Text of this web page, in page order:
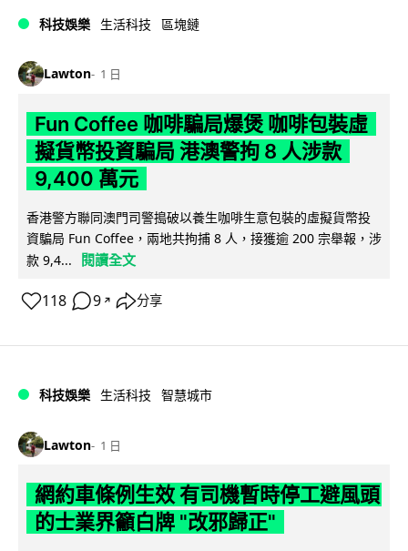
科技娛樂 生活科技 區塊鏈
Lawton 1 日
Fun Coffee 咖啡騙局爆煲 咖啡包裝虛
擬貨幣投資騙局 港澳警拘 8 人涉款
9,400 萬元
香港警方聯同澳門司警搗破以養生咖啡生意包裝的虛擬貨幣投
資騙局 Fun Coffee，兩地共拘捕 8 人，接獲逾 200 宗舉報，涉
款 9,4...
閱讀全文
118 9 ↗ 分享
科技娛樂 生活科技 智慧城市
Lawton 1 日
網約車條例生效 有司機暫時停工避風頭
的士業界籲白牌 "改邪歸正"